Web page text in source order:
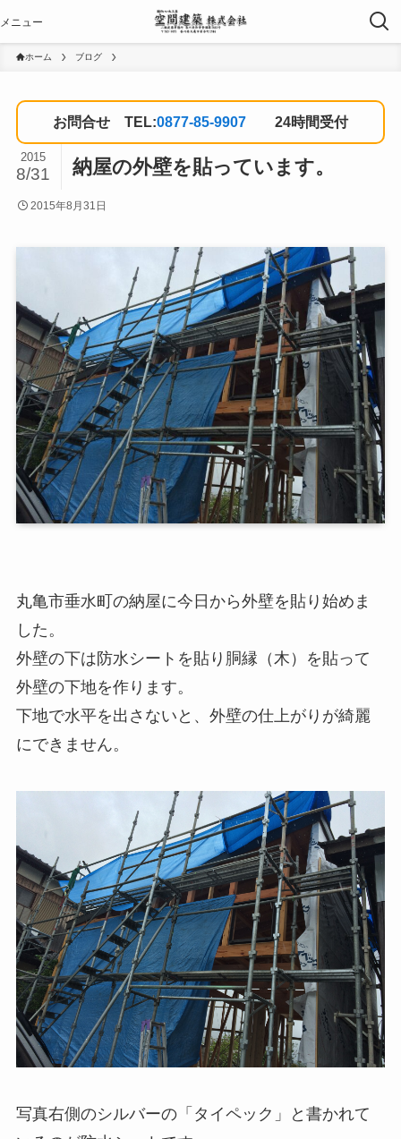
ホーム ブログ
お問合せ TEL:0877-85-9907 24時間受付
納屋の外壁を貼っています。
2015
8/31
2015年8月31日
丸亀市垂水町の納屋に今日から外壁を貼り始めま
した。
外壁の下は防水シートを貼り胴縁（木）を貼って
外壁の下地を作ります。
下地で水平を出さないと、外壁の仕上がりが綺麗
にできません。
写真右側のシルバーの「タイペック」と書かれて